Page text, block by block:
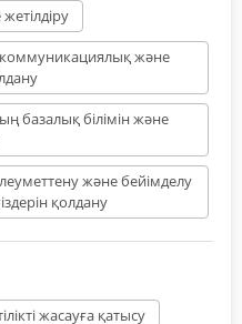
коммуникациялық және
базалық білімін және
және бейімделу
қолдану
жасауға қатысу